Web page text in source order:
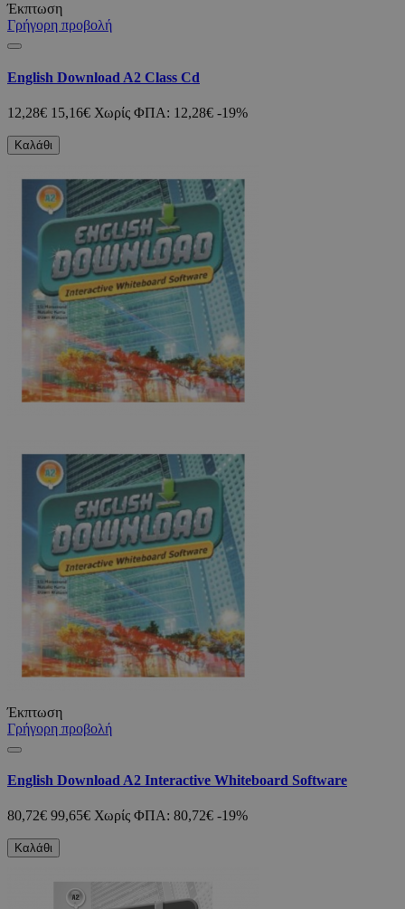
Έκπτωση
Γρήγορη προβολή
English Download A2 Class Cd
12,28€ 15,16€ Χωρίς ΦΠΑ: 12,28€ -19%
Καλάθι
Έκπτωση
Γρήγορη προβολή
English Download A2 Interactive Whiteboard Software
80,72€ 99,65€ Χωρίς ΦΠΑ: 80,72€ -19%
Καλάθι